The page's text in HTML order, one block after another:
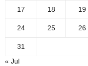
17 18 19
24 25 26
31
« Jul